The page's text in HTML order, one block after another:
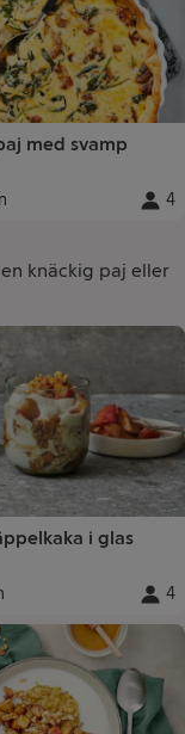
med svamp
4
knäckig paj eller
i glas
4